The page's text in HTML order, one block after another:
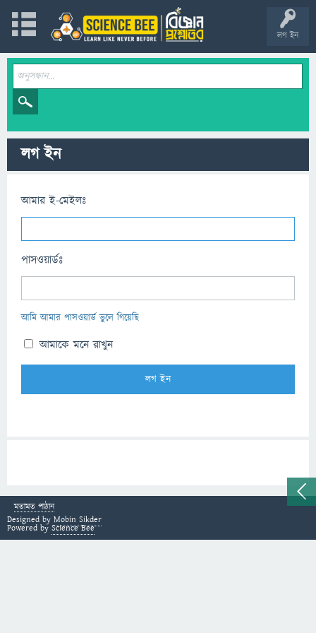
লগ ইন
লগ ইন
আমার ই-মেইলঃ
পাসওয়ার্ডঃ
আমি আমার পাসওয়ার্ড ভুলে গিয়েছি
আমাকে মনে রাখুন
মতামত পাঠান
Designed by Mobin Sikder
Powered by Science Bee